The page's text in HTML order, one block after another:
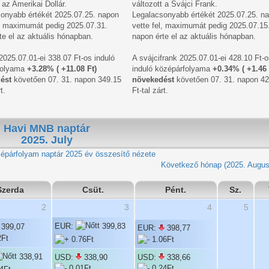
Amerikai Dollár.
értékét 2025.07.25. napon
pedig 2025.07.31.
el az aktuális hónapban.
ei 338.07 Ft-os induló
+3.28% ( +11.08 Ft)
követően 07. 31. napon 349.15
változott a Svájci Frank.
Legalacsonyabb értékét 2025.07.25.
vette fel, maximumát pedig
napon érte el az aktuális hónapban.
A svájcifrank 2025.07.01-ei 428.10 Ft-
induló középárfolyama +0.34% ( +1.46
növekedéstkövetően 07. 31. napon
Ft-tal zárt.
Havi MNB naptár
2025. July
2025 év összesítő nézete
Következő hónap (2025.
Csüt. Pént. Sz.
2
338,91
3
EUR: 399,83
USD: 338,90
4
EUR: 398,77
USD: 338,66
5